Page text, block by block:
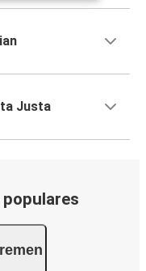
Justa